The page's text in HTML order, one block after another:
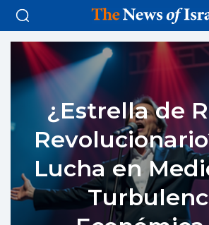
¿Estrella de
Lucha en